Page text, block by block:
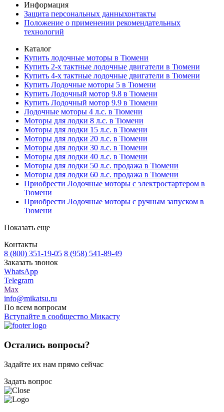
Информация
Защита персональных данныхонтакты
Положение о применении рекомендательных
технологий
Каталог
Купить лодочные моторы в Тюмени
Купить 2-х тактные лодочные двигатели в Тюмени
Купить 4-х тактные лодочные двигатели в Тюмени
Купить Лодочные моторы 5 в Тюмени
Купить Лодочный мотор 9.8 в Тюмени
Купить Лодочный мотор 9.9 в Тюмени
Лодочные моторы 4 л.с. в Тюмени
Моторы для лодки 8 л.с. в Тюмени
Моторы для лодки 15 л.с. в Тюмени
Моторы для лодки 20 л.с. в Тюмени
Моторы для лодки 30 л.с. в Тюмени
Моторы для лодки 40 л.с. в Тюмени
Моторы для лодки 50 л.с. продажа в Тюмени
Моторы для лодки 60 л.с. продажа в Тюмени
Приобрести Лодочные моторы с электростартером в
Тюмени
Приобрести Лодочные моторы с ручным запуском в
Тюмени
Показать еще
Контакты
8 (800) 351-19-05 8 (958) 541-89-49
Заказать звонок
WhatsApp
Telegram
Max
info@mikatsu.ru
По всем вопросам
Вступайте в сообщество Микасту
Остались вопросы?
Задайте их нам прямо сейчас
Задать вопрос